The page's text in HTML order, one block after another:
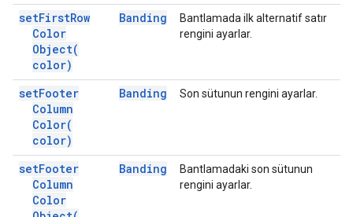
setFirstRow
Color
Object(
color)
Banding
Bantlamada ilk alternatif satır
rengini ayarlar.
setFooter
Column
Color(
color)
Banding Son sütunun rengini ayarlar.
setFooter
Column
Color
Banding
Bantlamadaki son sütunun
rengini ayarlar.